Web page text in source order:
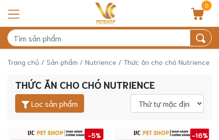
0
Trang chủ / Sản phẩm / Nutrience / Thức ăn cho chó Nutrience
THỨC ĂN CHO CHÓ NUTRIENCE
Lọc sản phẩm
-5% -16%